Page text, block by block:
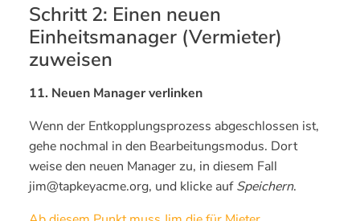
Schritt 2: Einen neuen
Einheitsmanager (Vermieter)
zuweisen
11. Neuen Manager verlinken
Wenn der Entkopplungsprozess abgeschlossen ist,
gehe nochmal in den Bearbeitungsmodus. Dort
weise den neuen Manager zu, in diesem Fall
jim@tapkeyacme.org, und klicke aufSpeichern.